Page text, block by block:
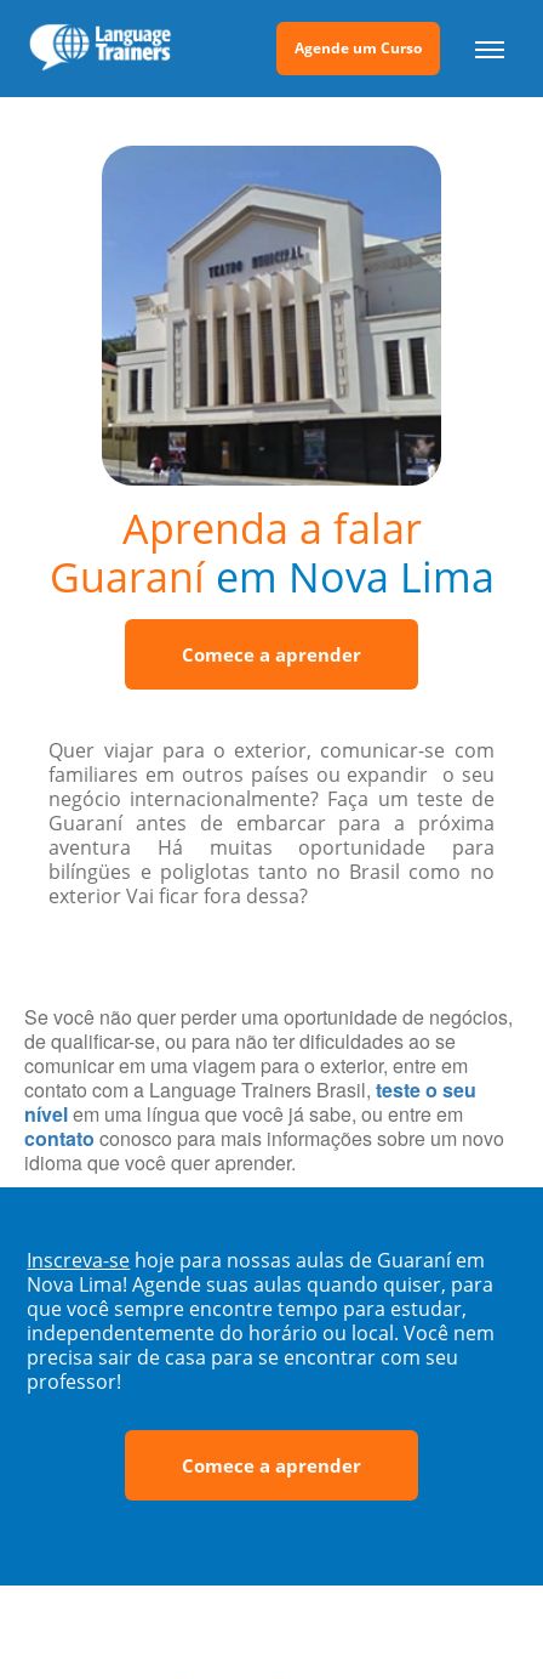
Agende um Curso
Aprenda a falar
Guaraní em Nova Lima
Comece a aprender
Quer viajar para o exterior, comunicar-se com
familiares em outros países ou expandir o seu
negócio internacionalmente? Faça um teste de
Guaraní antes de embarcar para a próxima
aventura Há muitas oportunidade para
bilíngües e poliglotas tanto no Brasil como no
exterior Vai ficar fora dessa?
Se você não quer perder uma oportunidade de negócios,
de qualificar-se, ou para não ter dificuldades ao se
comunicar em uma viagem para o exterior, entre em
contato com a Language Trainers Brasil, teste o seu
nívelem uma língua que você já sabe, ou entre em
contato conosco para mais informações sobre um novo
idioma que você quer aprender.
Inscreva-se hoje para nossas aulas de Guaraní em
Nova Lima! Agende suas aulas quando quiser, para
que você sempre encontre tempo para estudar,
independentemente do horário ou local. Você nem
precisa sair de casa para se encontrar com seu
professor!
Comece a aprender